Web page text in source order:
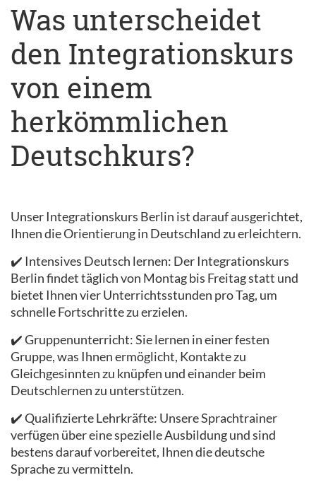
Was unterscheidet
den Integrationskurs
von einem
herkömmlichen
Deutschkurs?
Unser Integrationskurs Berlin ist darauf ausgerichtet,
Ihnen die Orientierung in Deutschland zu erleichtern.
✔️ Intensives Deutsch lernen: Der Integrationskurs
Berlin findet täglich von Montag bis Freitag statt und
bietet Ihnen vier Unterrichtsstunden pro Tag, um
schnelle Fortschritte zu erzielen.
✔️ Gruppenunterricht: Sie lernen in einer festen
Gruppe, was Ihnen ermöglicht, Kontakte zu
Gleichgesinnten zu knüpfen und einander beim
Deutschlernen zu unterstützen.
✔️ Qualifizierte Lehrkräfte: Unsere Sprachtrainer
verfügen über eine spezielle Ausbildung und sind
bestens darauf vorbereitet, Ihnen die deutsche
Sprache zu vermitteln.